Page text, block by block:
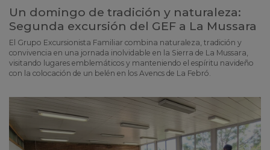
Un domingo de tradición y naturaleza:
Segunda excursión del GEF a La Mussara
El Grupo Excursionista Familiar combina naturaleza, tradición y
convivencia en una jornada inolvidable en la Sierra de La Mussara,
visitando lugares emblemáticos y manteniendo el espíritu navideño
con la colocación de un belén en los Avencs de La Febró.